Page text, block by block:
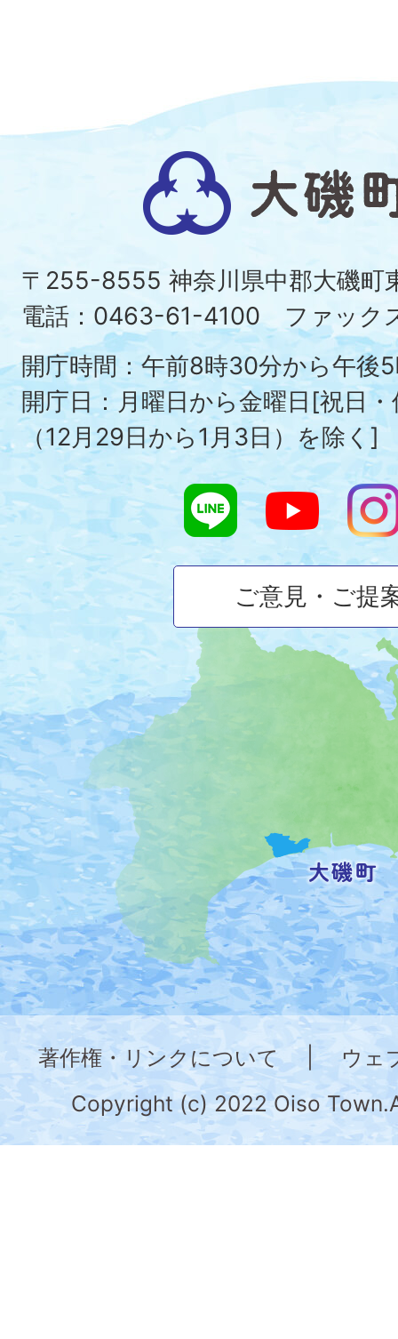
磯
町
の
位
置
を
記
し
た
地
図。
神
奈
川
県
の
大
磯
町
〒255-8555 神奈川県中郡大磯
電話：0463-61-4100 ファック
開庁時間：午前8時30分から午後
開庁日：月曜日から金曜日[祝日
（12月29日から1月3日）を除く]
ご意見・ご提
著作権・リンクについて
ウェ
Copyright (c) 2022 Oiso